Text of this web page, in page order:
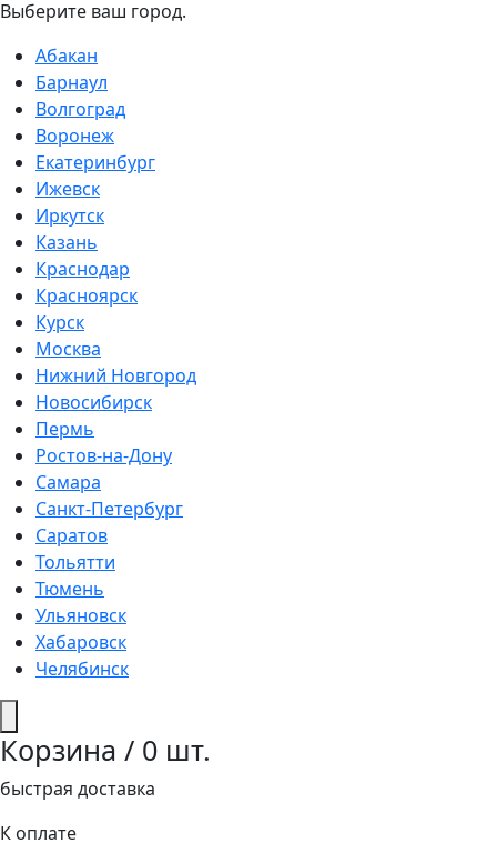
Выберите ваш город.
Абакан
Барнаул
Волгоград
Воронеж
Екатеринбург
Ижевск
Иркутск
Казань
Краснодар
Красноярск
Курск
Москва
Нижний Новгород
Новосибирск
Пермь
Ростов-на-Дону
Самара
Санкт-Петербург
Саратов
Тольятти
Тюмень
Ульяновск
Хабаровск
Челябинск
Корзина / 0 шт.
быстрая доставка
К оплате